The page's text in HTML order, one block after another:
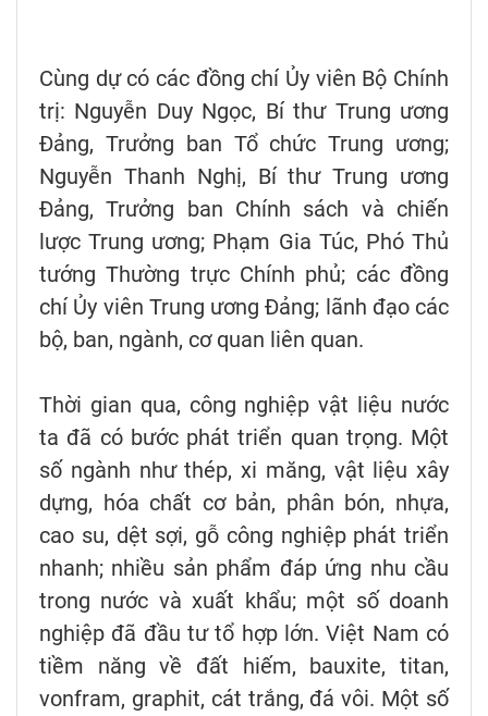
Cùng dự có các đồng chí Ủy viên Bộ Chính
trị: Nguyễn Duy Ngọc, Bí thư Trung ương
Đảng, Trưởng ban Tổ chức Trung ương;
Nguyễn Thanh Nghị, Bí thư Trung ương
Đảng, Trưởng ban Chính sách và chiến
lược Trung ương; Phạm Gia Túc, Phó Thủ
tướng Thường trực Chính phủ; các đồng
chí Ủy viên Trung ương Đảng; lãnh đạo các
bộ, ban, ngành, cơ quan liên quan.
Thời gian qua, công nghiệp vật liệu nước
ta đã có bước phát triển quan trọng. Một
số ngành như thép, xi măng, vật liệu xây
dựng, hóa chất cơ bản, phân bón, nhựa,
cao su, dệt sợi, gỗ công nghiệp phát triển
nhanh; nhiều sản phẩm đáp ứng nhu cầu
trong nước và xuất khẩu; một số doanh
nghiệp đã đầu tư tổ hợp lớn. Việt Nam có
tiềm năng về đất hiếm, bauxite, titan,
vonfram, graphit, cát trắng, đá vôi. Một số